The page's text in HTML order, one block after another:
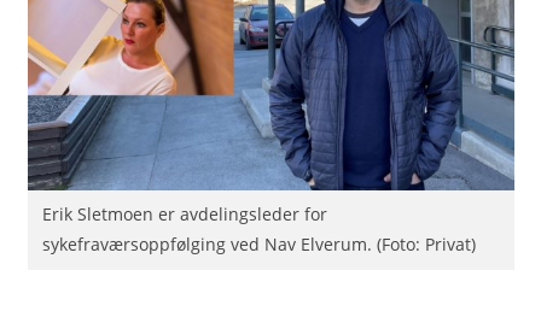
Erik Sletmoen er avdelingsleder for
sykefraværsoppfølging ved Nav Elverum. (Foto: Privat)